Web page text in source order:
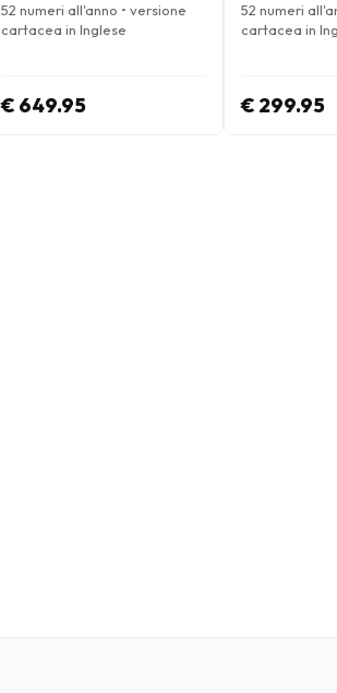
52 numeri all'anno • versione
cartacea in Inglese
€ 649.95
52 numeri
cartacea in
€ 299.95